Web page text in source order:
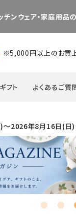
チンウェア・家庭用品
※5,000円以上のお買
キッチン用品
グ
タンド カト
ギフト よくあるご質
年8月16日(日)ま